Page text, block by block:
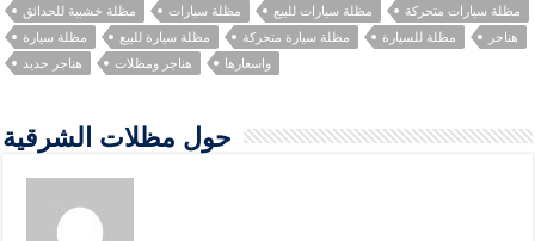
مظلة خشبية للحدائق مظلة سيارات مظلة سيارات للبيع
مظلة سيارات متحركة
مظلة سيارة
مظلة سيارة للبيع مظلة سيارة متحركة مظلة للسيارة
هناجر
هناجر حديد
هناجر ومظلات واسعارها
حول مظلات الشرقية